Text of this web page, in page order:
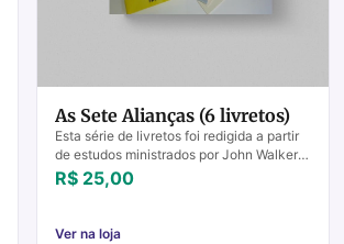
As Sete Alianças (6 livretos)
Esta série de livretos foi redigida a partir
de estudos ministrados por John Walker
na igreja em Rubiataba, durante o ano de
1984.Apropriado tanto para novos...
R$ 25,00
Ver na loja